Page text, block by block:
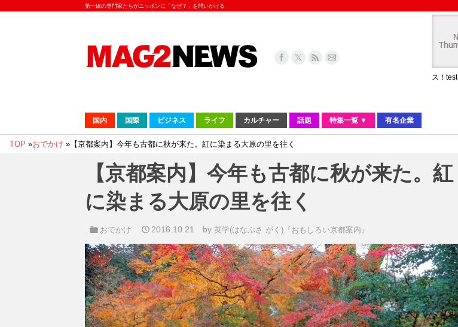
第一線の専門家たちがニッポンに「なぜ？」を問いかける
ス！test
国内 国際 ビジネス ライフ カルチャー 話題 特集一覧 ▼ 有名企業
TOP »おでかけ » 【京都案内】今年も古都に秋が来た。紅に染まる大原の里を往く
【京都案内】今年も古都に秋が来た。紅
に染まる大原の里を往く
おでかけ 2016.10.21 by英学(はなぶさ がく)『おもしろい京都案内』